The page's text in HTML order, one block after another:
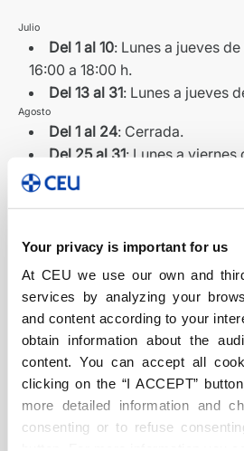
Your privacy is important for us
At CEU we use our own and
services by analyzing your
and content according to your
obtain information about the
content. You can accept all
clicking on the “I ACCEPT”
more detailed information and
consenting or to refuse
Julio
Del 1 al 10: Lunes a jueves
16:00 a 18:00 h.
Del 13 al 31: Lunes a jueves
Agosto
Del 1 al 24: Cerrada.
Del 25 al 31: Lunes a viernes
Calle Pirineos, 55, Planta Principal,
Teléfono
+34 91 544 70 40
900 908 916 Nuevos alumnos
91 549 23 67